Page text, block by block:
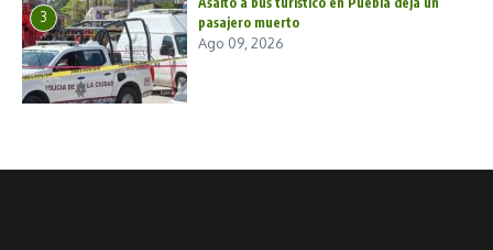
3
pasajero muerto
Ago 09, 2026